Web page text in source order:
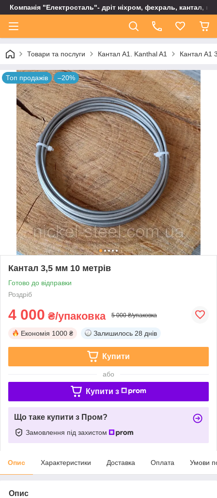
Компанія "Електросталь"- дріт ніхром, фехраль, кантал,
Товари та послуги Кантал А1. Kanthal A1 Кантал А1
Топ продажів –20%
Кантал 3,5 мм 10 метрів
Готово до відправки
Роздріб
4 000 ₴/упаковка 5 000 ₴/упаковка
Економія 1000 ₴ Залишилось 28 днів
Купити
або
Купити з
Що таке купити з Пром?
Замовлення під захистом
Опис Характеристики Доставка Оплата Умови
Опис